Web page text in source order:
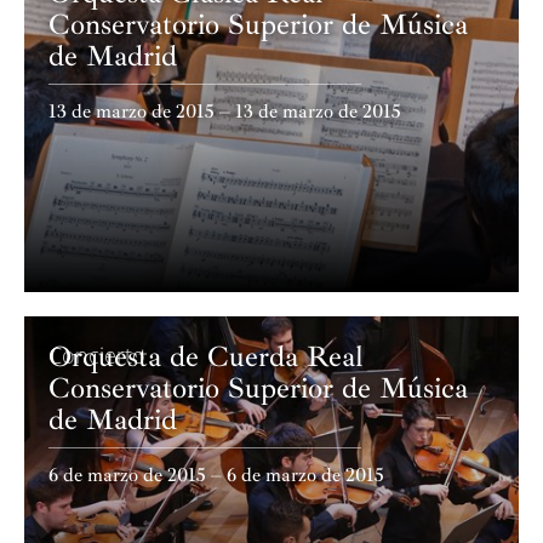
Conservatorio Superior de Música
de Madrid
13 de marzo de 2015 – 13 de marzo de 2015
Concierto
Orquesta de Cuerda Real
Conservatorio Superior de Música
de Madrid
6 de marzo de 2015 – 6 de marzo de 2015